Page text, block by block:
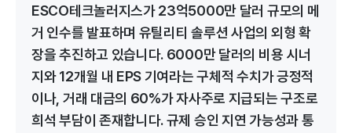
ESCO테크놀러지스가 23억5000만 달러 규모의 메
거 인수를 발표하며 유틸리티 솔루션 사업의 외형 확
장을 추진하고 있습니다. 6000만 달러의 비용 시너
지와 12개월 내 EPS 기여라는 구체적 수치가 긍정적
이나, 거래 대금의 60%가 자사주로 지급되는 구조로
희석 부담이 존재합니다. 규제 승인 지연 가능성과 통